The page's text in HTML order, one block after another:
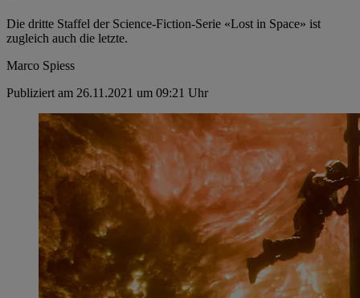
Die dritte Staffel der Science-Fiction-Serie «Lost in Space» ist
zugleich auch die letzte.
Marco Spiess
Publiziert am 26.11.2021 um 09:21 Uhr